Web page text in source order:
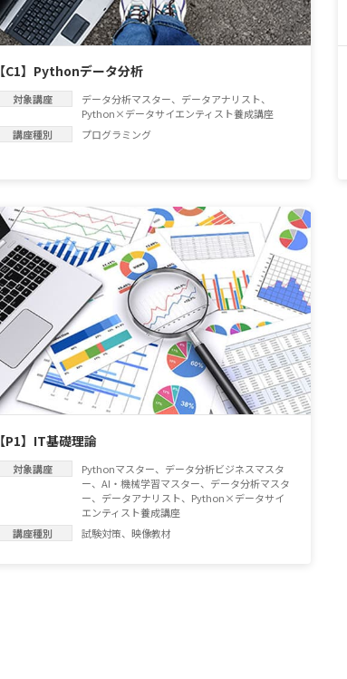
【C1】Pythonデータ分析
対象講座 データ分析マスター、 データアナリスト、
Python×データサイエンティスト養成講座
講座種別
プログラミング
【P1】IT基礎理論
対象講座 Pythonマスター、 データ分析ビジネスマスタ
ー、AI・機械学習マスター、 データ分析マスタ
ー、 データアナリスト、 Python×データサイ
エンティスト養成講座
講座種別
試験対策、映像教材